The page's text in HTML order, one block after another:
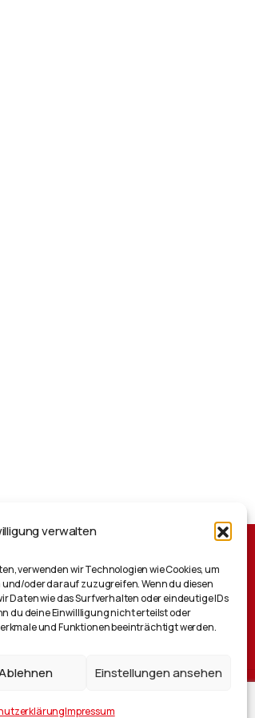
verwalten
verwenden wir Technologien wie Cookies, um
oder darauf zuzugreifen. Wenn du diesen
Daten wie das Surfverhalten oder eindeutige IDs
du deine Einwillligung nicht erteilst oder
und Funktionen beeinträchtigt werden.
Einstellungen ansehen
Impressum
Wilhelmsplatz 11, D-70182 Stuttgart